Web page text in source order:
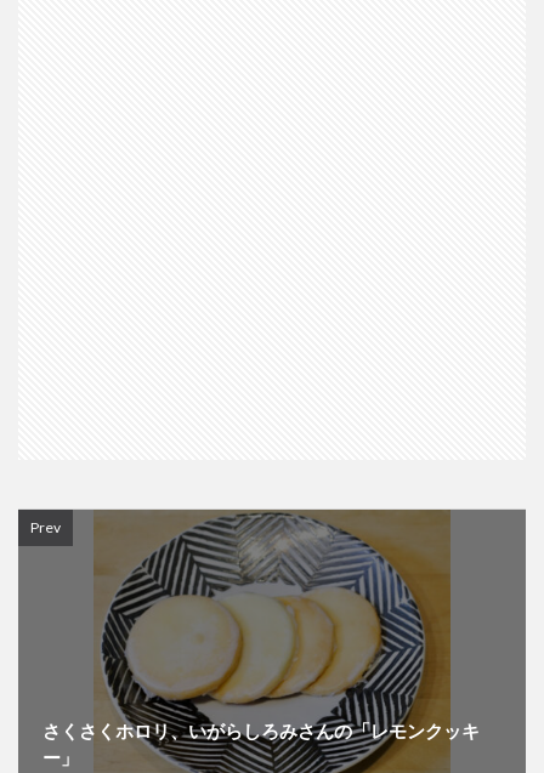
Prev
さくさくホロリ、いがらしろみさんの「レモンクッキ
ー」